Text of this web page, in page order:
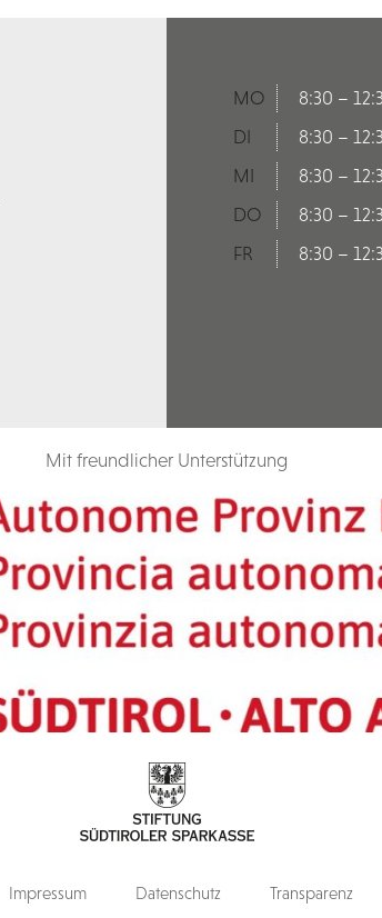
MO
8:30 –
DI
8:30 –
MI
8:30 –
DO
8:30 –
FR
8:30 –
Mit freundlicher Unterstützung
Impressum Datenschutz Transparenz